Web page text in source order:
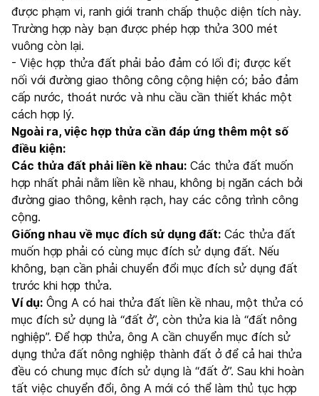
được phạm vi, ranh giới tranh chấp thuộc diện tích này.
Trường hợp này bạn được phép hợp thửa 300 mét
vuông còn lại.
- Việc hợp thửa đất phải bảo đảm có lối đi; được kết
nối với đường giao thông công cộng hiện có; bảo đảm
cấp nước, thoát nước và nhu cầu cần thiết khác một
cách hợp lý.
Ngoài ra, việc hợp thửa cần đáp ứng thêm một số
điều kiện:
Các thửa đất phải liền kề nhau: Các thửa đất muốn
hợp nhất phải nằm liền kề nhau, không bị ngăn cách bởi
đường giao thông, kênh rạch, hay các công trình công
cộng.
Giống nhau về mục đích sử dụng đất: Các thửa đất
muốn hợp phải có cùng mục đích sử dụng đất. Nếu
không, bạn cần phải chuyển đổi mục đích sử dụng đất
trước khi hợp thửa.
Ví dụ: Ông A có hai thửa đất liền kề nhau, một thửa có
mục đích sử dụng là “đất ở”, còn thửa kia là “đất nông
nghiệp”. Để hợp thửa, ông A cần chuyển mục đích sử
dụng thửa đất nông nghiệp thành đất ở để cả hai thửa
đều có chung mục đích sử dụng là “đất ở”. Sau khi hoàn
tất việc chuyển đổi, ông A mới có thể làm thủ tục hợp